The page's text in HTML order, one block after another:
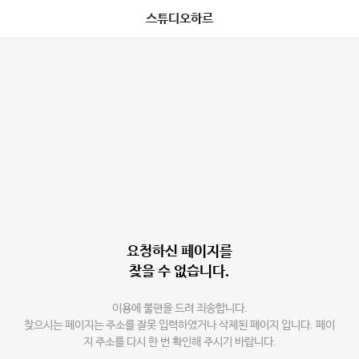
스튜디오하르
요청하신 페이지를
찾을 수 없습니다.
이용에 불편을 드려 죄송합니다.
찾으시는 페이지는 주소를 잘못 입력하였거나 삭제된 페이지 입니다. 페이
지 주소를 다시 한 번 확인해 주시기 바랍니다.